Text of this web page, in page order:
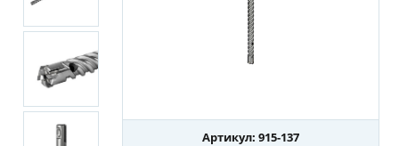
Артикул: 915-137